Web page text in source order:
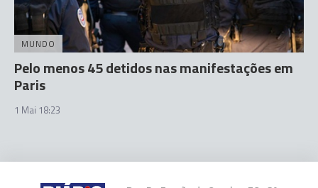
MUNDO
Pelo menos 45 detidos nas manifestações em
Paris
1 Mai 18:23